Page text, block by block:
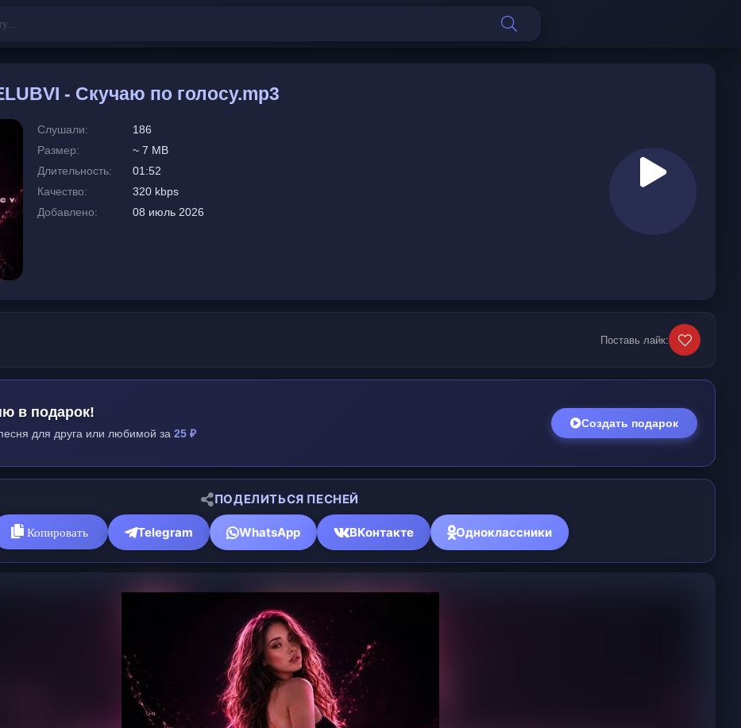
- Скучаю по голосу.mp3
Слушали:
186
Размер:
~ 7 MB
Длительность:
01:52
Качество:
320 kbps
Добавлено:
08 июль 2026
Поставь лайк:
в подарок!
для друга или любимой за 25 ₽
Создать подарок
ПОДЕЛИТЬСЯ ПЕСНЕЙ
Копировать Telegram WhatsApp ВКонтакте Одноклассники